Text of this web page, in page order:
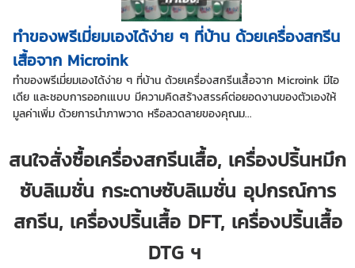
ทำของพรีเมี่ยมเองได้ง่าย ๆ ที่บ้าน ด้วยเครื่องสกรีน
เสื้อจาก Microink
ทำของพรีเมี่ยมเองได้ง่าย ๆ ที่บ้าน ด้วยเครื่องสกรีนเสื้อจาก Microink มีไอ
เดีย และชอบการออกเแบบ มีความคิดสร้างสรรค์ต่อยอดงานของตัวเองให้
มูลค่าเพิ่ม ด้วยการนำภาพวาด หรือลวดลายของคุณม...
สนใจสั่งซื้อเครื่องสกรีนเสื้อ, เครื่องปริ้นหมึก
ซับลิเมชั่น กระดาษซับลิเมชั่น อุปกรณ์การ
สกรีน, เครื่องปริ้นเสื้อ DFT, เครื่องปริ้นเสื้อ
DTG ฯ